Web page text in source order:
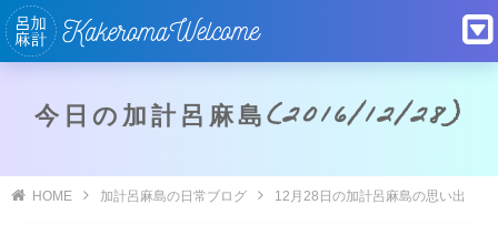
今日の加計呂麻島(2016/12/28)
HOME 加計呂麻島の日常ブログ 12月28日の加計呂麻島の思い出